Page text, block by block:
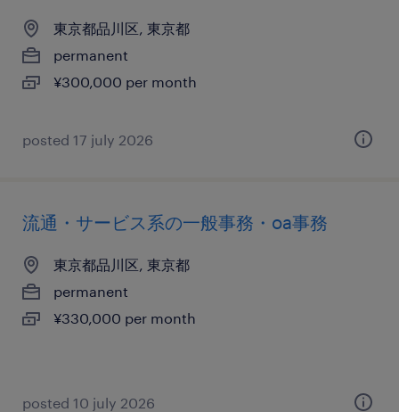
東京都品川区, 東京都
permanent
¥300,000 per month
posted 17 july 2026
流通・サービス系の一般事務・oa事務
東京都品川区, 東京都
permanent
¥330,000 per month
posted 10 july 2026